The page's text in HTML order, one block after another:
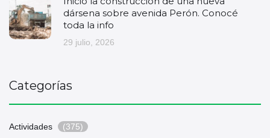
dársena sobre avenida Perón. Conocé
toda la info
29 julio, 2026
Categorías
Actividades (375)